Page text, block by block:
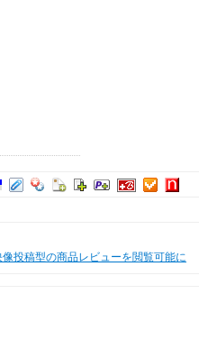
像投稿型の商品レビューを閲覧可能に